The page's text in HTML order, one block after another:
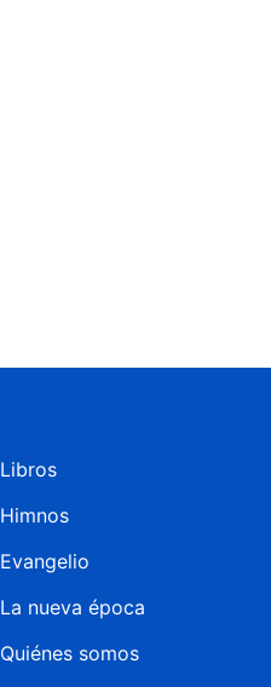
Libros
Himnos
Evangelio
La nueva época
Quiénes somos